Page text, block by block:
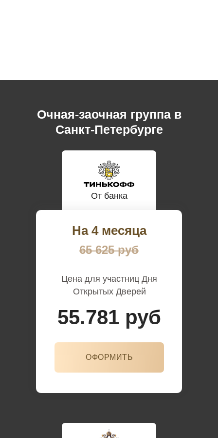
ОСТАВИТЬ ЗАЯВКУ НА КОНСУЛЬТАЦИЮ
Очная-заочная группа в
Санкт-Петербурге
На 4 месяца
От банка
65 625 руб
55.781 руб
Цена для участниц Дня
Открытых Дверей
ОФОРМИТЬ